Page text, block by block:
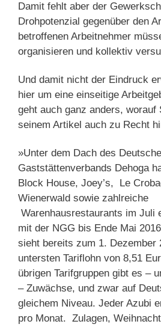
Damit fehlt aber der
Drohpotenzial gegenüber den
betroffenen Arbeitnehmer
organisieren und kollektiv
Und damit nicht der Eindruck
hier um eine einseitige
geht auch ganz anders, worauf
seinem Artikel auch zu Recht
»Unter dem Dach des
Gaststättenverbands Dehoga
Block House, Joey’s, Le
Wienerwald sowie zahlreiche
Warenhausrestaurants im Juli
mit der NGG bis Ende Mai
sieht bereits zum 1. Dezember
untersten Tariflohn von 8,51
übrigen Tarifgruppen gibt es –
– Zuwächse, und zwar auf
gleichem Niveau. Jeder Azubi
pro Monat. Zulagen,